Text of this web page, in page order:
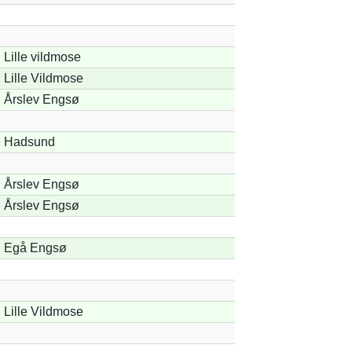
Lille vildmose
Lille Vildmose
Årslev Engsø
Hadsund
Årslev Engsø
Årslev Engsø
Egå Engsø
Lille Vildmose